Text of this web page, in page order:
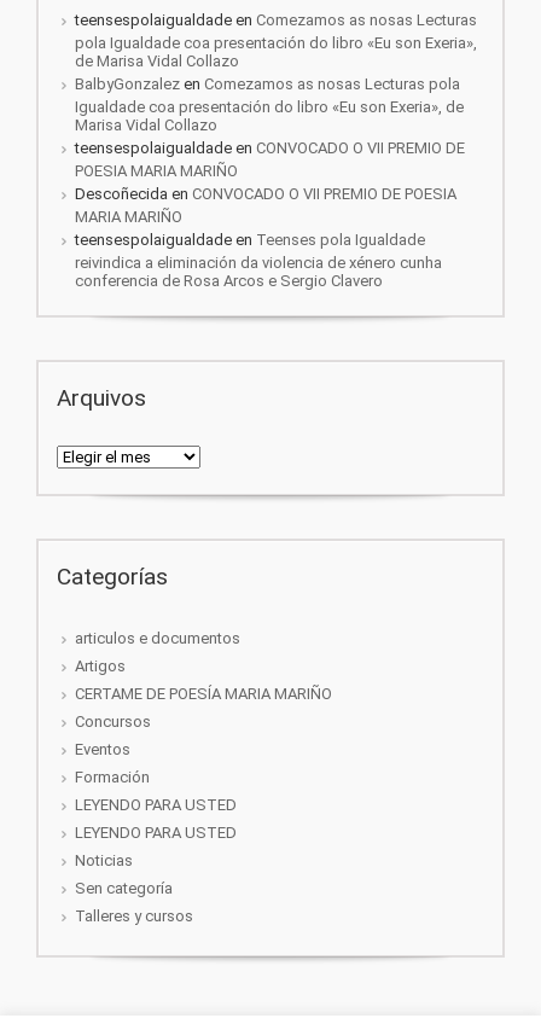
teensespolaigualdade en Comezamos as nosas Lecturas
pola Igualdade coa presentación do libro «Eu son Exeria»,
de Marisa Vidal Collazo
BalbyGonzalez en Comezamos as nosas Lecturas pola
Igualdade coa presentación do libro «Eu son Exeria», de
Marisa Vidal Collazo
teensespolaigualdade en CONVOCADO O VII PREMIO DE
POESIA MARIA MARIÑO
Descoñecida en CONVOCADO O VII PREMIO DE POESIA
MARIA MARIÑO
teensespolaigualdade en Teenses pola Igualdade
reivindica a eliminación da violencia de xénero cunha
conferencia de Rosa Arcos e Sergio Clavero
Arquivos
Arquivos
Categorías
articulos e documentos
Artigos
CERTAME DE POESÍA MARIA MARIÑO
Concursos
Eventos
Formación
LEYENDO PARA USTED
LEYENDO PARA USTED
Noticias
Sen categoría
Talleres y cursos